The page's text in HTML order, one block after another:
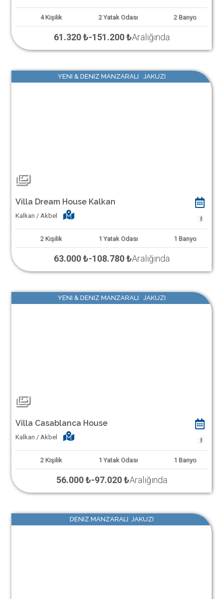
4 Kişilik 2 Yatak Odası 2 Banyo
61.320 ₺-151.200 ₺Aralığında
YENI & DENIZ MANZARALI JAKUZI
Villa Dream House Kalkan
Kalkan / Akbel 1
2 Kişilik 1 Yatak Odası 1 Banyo
63.000 ₺-108.780 ₺Aralığında
YENI & DENIZ MANZARALI JAKUZI
Villa Casablanca House
Kalkan / Akbel 1
2 Kişilik 1 Yatak Odası 1 Banyo
56.000 ₺-97.020 ₺Aralığında
DENIZ MANZARALI JAKUZI